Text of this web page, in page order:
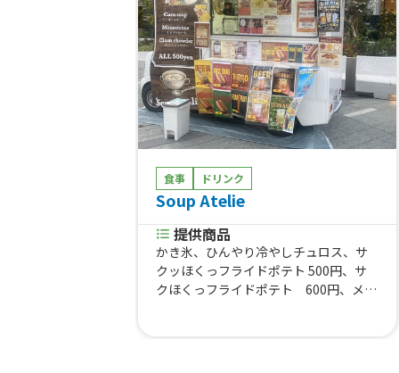
食事 ドリンク
Soup Atelie
提供商品
かき氷、ひんやり冷やしチュロス、サ
クッほくっフライドポテト 500円、サ
クほくっフライドポテト 600円、メキ